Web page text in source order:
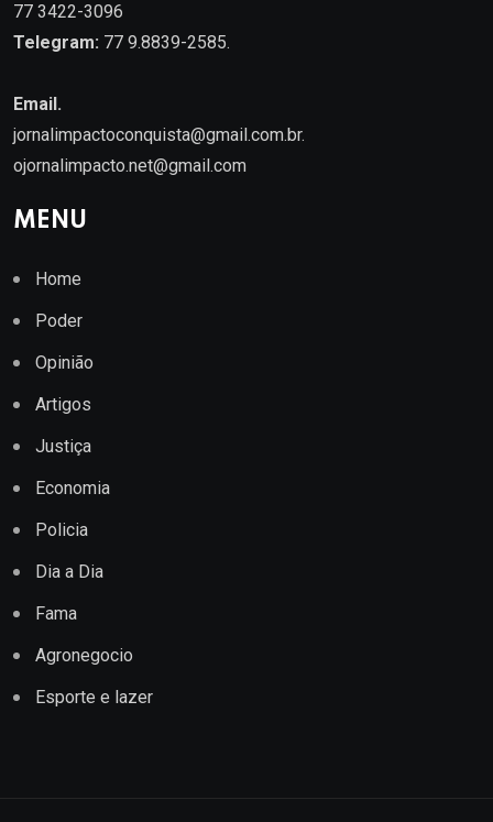
77 3422-3096
Telegram: 77 9.8839-2585.
Email.
jornalimpactoconquista@gmail.com.br.
ojornalimpacto.net@gmail.com
MENU
Home
Poder
Opinião
Artigos
Justiça
Economia
Policia
Dia a Dia
Fama
Agronegocio
Esporte e lazer